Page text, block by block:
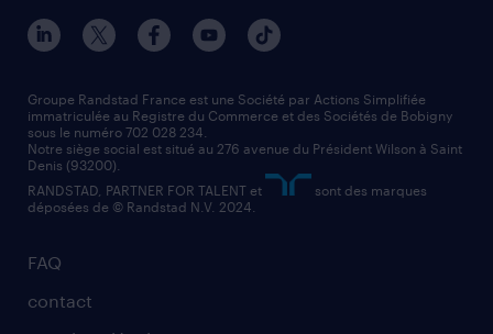
manutentionnaire
assistant administratif
comptable
contact entreprise
faq intérim / recrutement
nos agences par ville
nos agences par région
nos cabinets de recrutement
FAQ
contact
Groupe Randstad France est une Société par Actions Simplifiée
immatriculée au Registre du Commerce et des Sociétés de Bobigny
sous le numéro 702 028 234.
Notre siège social est situé au 276 avenue du Président Wilson à Saint
Denis (93200).
RANDSTAD, PARTNER FOR TALENT et
sont des marques
déposées de © Randstad N.V. 2024.